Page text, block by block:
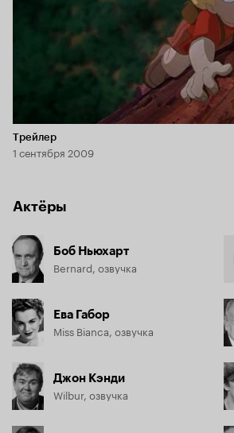
Длительность 2 мин
Трейлер
1 сентября 2009
Актёры
Боб Ньюхарт
Bernard, озвучка
Ева Габор
Miss Bianca, озвучка
Джон Кэнди
Wilbur, озвучка